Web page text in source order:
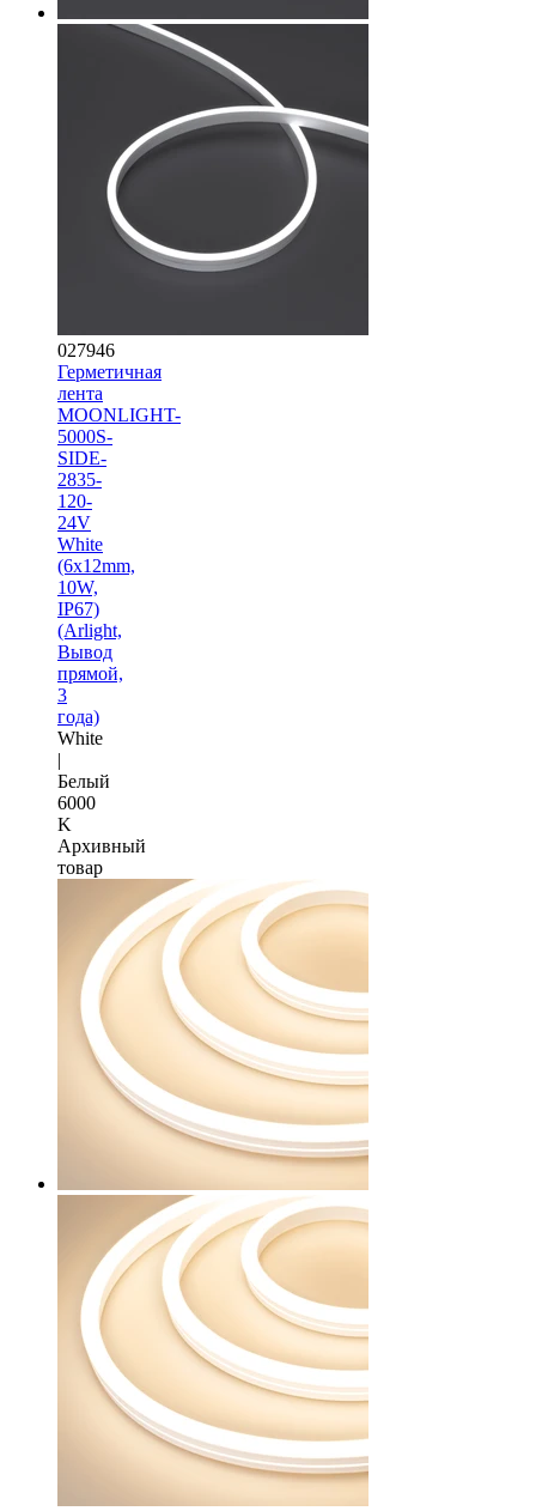
027946
Герметичная
лента
MOONLIGHT-
5000S-
SIDE-
2835-
120-
24V
White
(6х12mm,
10W,
IP67)
(Arlight,
Вывод
прямой,
3
года)
White
|
Белый
6000
K
Архивный
товар